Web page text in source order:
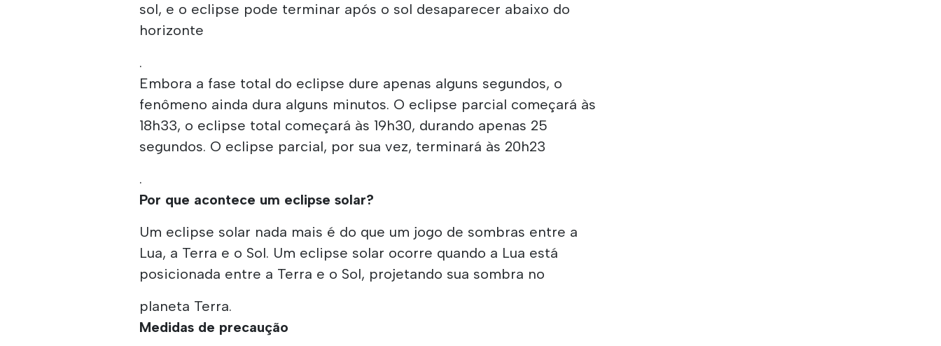
sol, e o eclipse pode terminar após o sol desaparecer abaixo do
horizonte
.
Embora a fase total do eclipse dure apenas alguns segundos, o
fenômeno ainda dura alguns minutos. O eclipse parcial começará às
18h33, o eclipse total começará às 19h30, durando apenas 25
segundos. O eclipse parcial, por sua vez, terminará às 20h23
.
Por que acontece um eclipse solar?
Um eclipse solar nada mais é do que um jogo de sombras entre a
Lua, a Terra e o Sol. Um eclipse solar ocorre quando a Lua está
posicionada entre a Terra e o Sol, projetando sua sombra no
planeta Terra.
Medidas de precaução